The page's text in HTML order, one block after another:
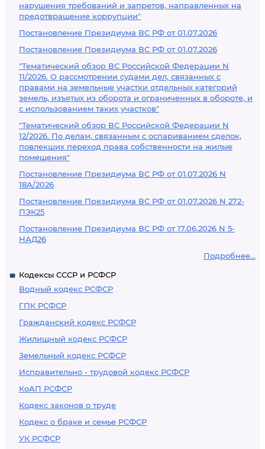
нарушения требований и запретов, направленных на
предотвращение коррупции"
Постановление Президиума ВС РФ от 01.07.2026
Постановление Президиума ВС РФ от 01.07.2026
"Тематический обзор ВС Российской Федерации N
11/2026. О рассмотрении судами дел, связанных с
правами на земельные участки отдельных категорий
земель, изъятых из оборота и ограниченных в обороте, и
с использованием таких участков"
"Тематический обзор ВС Российской Федерации N
12/2026. По делам, связанным с оспариванием сделок,
повлекших переход права собственности на жилые
помещения"
Постановление Президиума ВС РФ от 01.07.2026 N
18А/2026
Постановление Президиума ВС РФ от 01.07.2026 N 272-
ПЭК25
Постановление Президиума ВС РФ от 17.06.2026 N 5-
НАД26
Подробнее...
Кодексы СССР и РСФСР
Водный кодекс РСФСР
ГПК РСФСР
Гражданский кодекс РСФСР
Жилищный кодекс РСФСР
Земельный кодекс РСФСР
Исправительно - трудовой кодекс РСФСР
КоАП РСФСР
Кодекс законов о труде
Кодекс о браке и семье РСФСР
УК РСФСР